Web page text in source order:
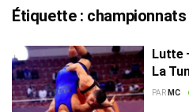
Étiquette : championnats
Lutte
La
PAR MC